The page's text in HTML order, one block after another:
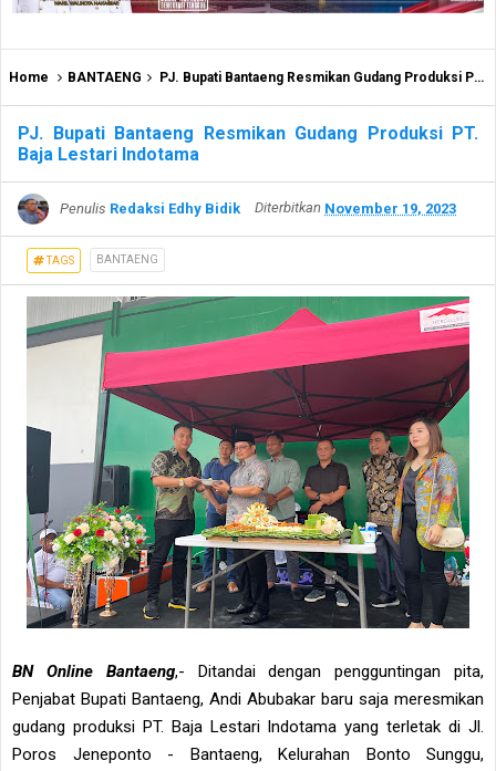
Home BANTAENG PJ. Bupati Bantaeng Resmikan Gudang Produksi PT. Baja Lestari Indotama
PJ. Bupati Bantaeng Resmikan Gudang Produksi PT.
Baja Lestari Indotama
Penulis Redaksi Edhy Bidik Diterbitkan November 19, 2023
TAGS BANTAENG
BN Online Bantaeng,- Ditandai dengan pengguntingan pita,
Penjabat Bupati Bantaeng, Andi Abubakar baru saja meresmikan
gudang produksi PT. Baja Lestari Indotama yang terletak di Jl.
Poros Jeneponto - Bantaeng, Kelurahan Bonto Sunggu,